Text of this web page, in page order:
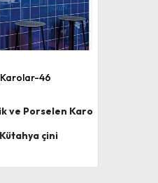
Karolar-46
ve Porselen Karo
çini